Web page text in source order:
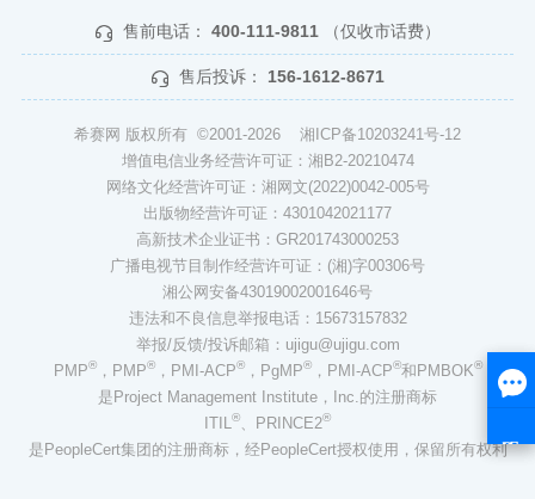
售前电话： 400-111-9811 （仅收市话费）
售后投诉： 156-1612-8671
希赛网 版权所有 ©2001-2026 湘ICP备10203241号-12
增值电信业务经营许可证：湘B2-20210474
网络文化经营许可证：湘网文(2022)0042-005号
出版物经营许可证：4301042021177
高新技术企业证书：GR201743000253
广播电视节目制作经营许可证：(湘)字00306号
湘公网安备43019002001646号
违法和不良信息举报电话：15673157832
举报/反馈/投诉邮箱：ujigu@ujigu.com
PMP®，PMP®，PMI-ACP®，PgMP®，PMI-ACP®和PMBOK®
是Project Management Institute，Inc.的注册商标
ITIL®、PRINCE2®
是PeopleCert集团的注册商标，经PeopleCert授权使用，保留所有权利